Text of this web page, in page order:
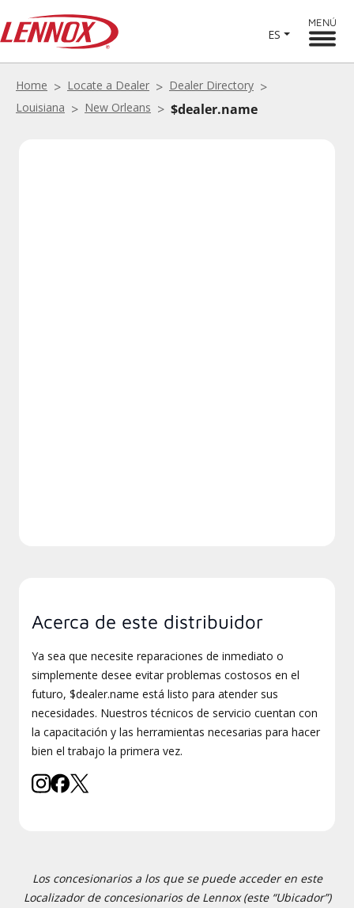
ES
MENÚ
Home Locate a Dealer
Dealer Directory
Louisiana
New Orleans $dealer.name
Acerca de este distribuidor
Ya sea que necesite reparaciones de inmediato o
simplemente desee evitar problemas costosos en el
futuro, $dealer.name está listo para atender sus
necesidades. Nuestros técnicos de servicio cuentan con
la capacitación y las herramientas necesarias para hacer
bien el trabajo la primera vez.
Los concesionarios a los que se puede acceder en este
Localizador de concesionarios de Lennox (este “Ubicador”)